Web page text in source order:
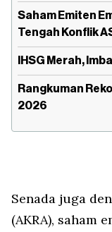
Saham Emiten
Tengah Konflik
IHSG Merah,
Rangkuman
2026
Senada juga
(AKRA), saham